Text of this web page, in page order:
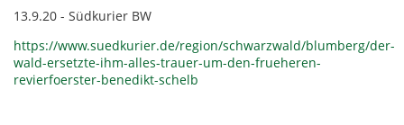
13.9.20 - Südkurier BW
https://www.suedkurier.de/region/schwarzwald/blumberg/der-
wald-ersetzte-ihm-alles-trauer-um-den-frueheren-
revierfoerster-benedikt-schelb